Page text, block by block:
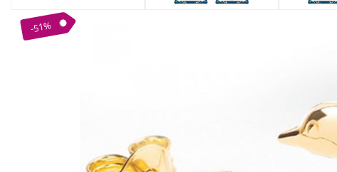
Destinatari
-51%